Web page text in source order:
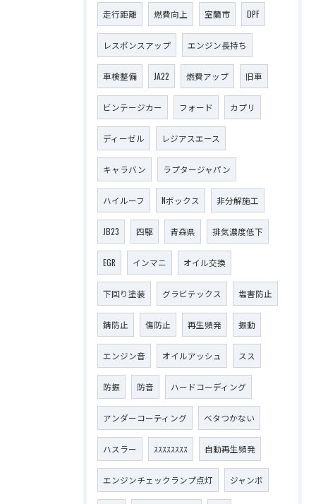
走行距離 燃費向上 室蘭市 DPF
レスポンスアップ エンジン長持ち
車検整備 JA22 燃費アップ 旧車
ビンテージカー フォード カプリ
ディーゼル レジアスエース
キャラバン ラプタージャパン
ハイルーフ Nボックス 非分解施工
JB23 四駆 青森県 排気濃度低下
EGR インマニ オイル交換
下回り塗装 グラビテックス 塩害防止
錆防止 傷防止 再生頻発 振動
エンジン音 オイルアッシュ スス
防振 防音 ハードコーディング
アンダーコーティング ベタつかない
ハスラー ｽｽｽｽｽｽｽｽ 自動再生頻発
エンジンチェックランプ点灯 ジャンボ